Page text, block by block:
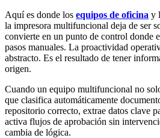
Aquí es donde los equipos de oficina y
la impresora multifuncional deja de ser
convierte en un punto de control donde
pasos manuales. La proactividad
abstracto. Es el resultado de tener
origen.
Cuando un equipo multifuncional no
que clasifica automáticamente
repositorio correcto, extrae datos clave
activa flujos de aprobación sin
cambia de lógica.